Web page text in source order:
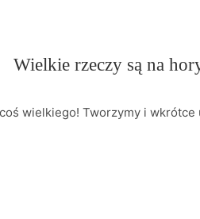
Wielkie rzeczy są na
wielkiego! Tworzymy i wkrótce